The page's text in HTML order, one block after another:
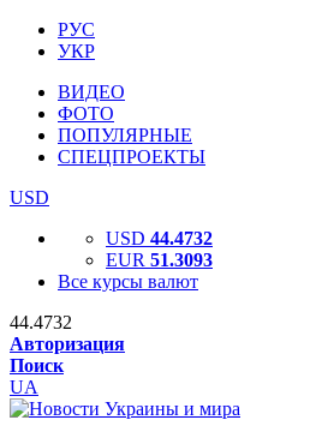
РУС
УКР
ВИДЕО
ФОТО
ПОПУЛЯРНЫЕ
СПЕЦПРОЕКТЫ
USD
USD 44.4732
EUR 51.3093
Все курсы валют
44.4732
Авторизация
Поиск
UA